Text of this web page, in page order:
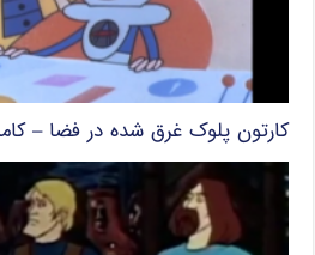
کارتون پلوک غرق شده در فضا –